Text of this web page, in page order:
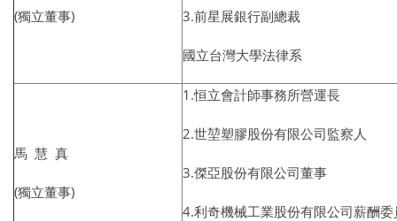
(獨立董事) 3.前星展銀行副總裁
國立台灣大學法律系
馬 慧 真
(獨立董事)
1.恒立會計師事務所營運長
2.世堃塑膠股份有限公司監察人
3.傑亞股份有限公司董事
4.利奇機械工業股份有限公司薪酬委